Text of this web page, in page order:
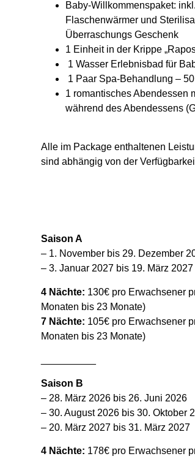
Baby-Willkommenspaket:
Flaschenwärmer und
Überraschungs Geschenk
1 Einheit in der Krippe
1 Wasser Erlebnisbad für
1 Paar Spa-Behandlung –
1 romantisches Abendessen
während des Abendessens
Alle im Package enthaltenen
sind abhängig von der
Saison A
– 1. November bis 29. Dezember
– 3. Januar 2027 bis 19. März 2027
4 Nächte: 130€ pro Erwachsener
Monaten bis 23 Monate)
7 Nächte: 105€ pro Erwachsener
Monaten bis 23 Monate)
Saison B
– 28. März 2026 bis 26. Juni 2026
– 30. August 2026 bis 30. Oktober
– 20. März 2027 bis 31. März 2027
4 Nächte: 178€ pro Erwachsener